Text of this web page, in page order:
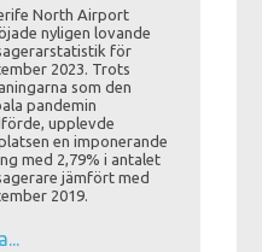
North Airport
nyligen lovande
för
2023. Trots
som den
pandemin
upplevde
en imponerande
med 2,79% i antalet
jämfört med
2019.